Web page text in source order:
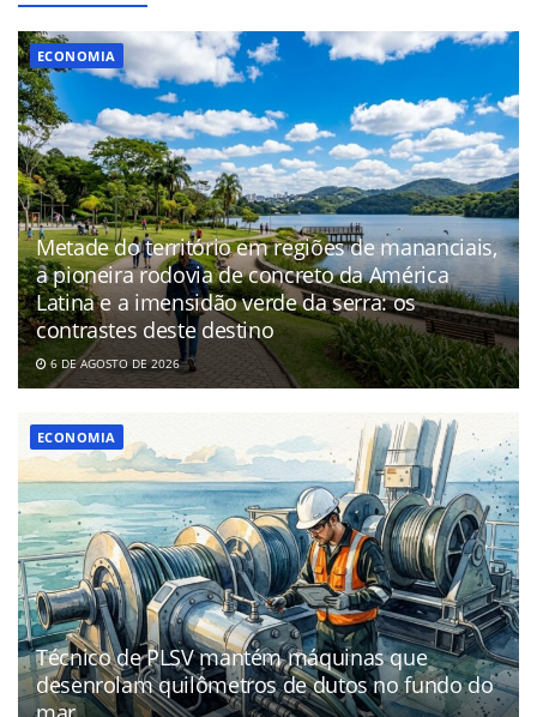
ECONOMIA
Metade do território em regiões de mananciais,
a pioneira rodovia de concreto da América
Latina e a imensidão verde da serra: os
contrastes deste destino
6 DE AGOSTO DE 2026
ECONOMIA
Técnico de PLSV mantém máquinas que
desenrolam quilômetros de dutos no fundo do